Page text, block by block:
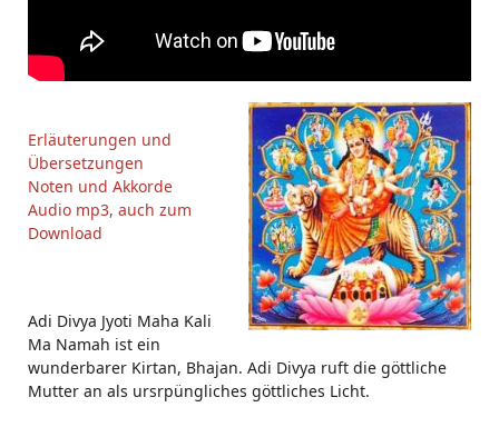
Erläuterungen und
Übersetzungen
Noten und Akkorde
Audio mp3, auch zum
Download
Adi Divya Jyoti Maha Kali
Ma Namah ist ein
wunderbarer Kirtan, Bhajan. Adi Divya ruft die göttliche
Mutter an als ursrpüngliches göttliches Licht.